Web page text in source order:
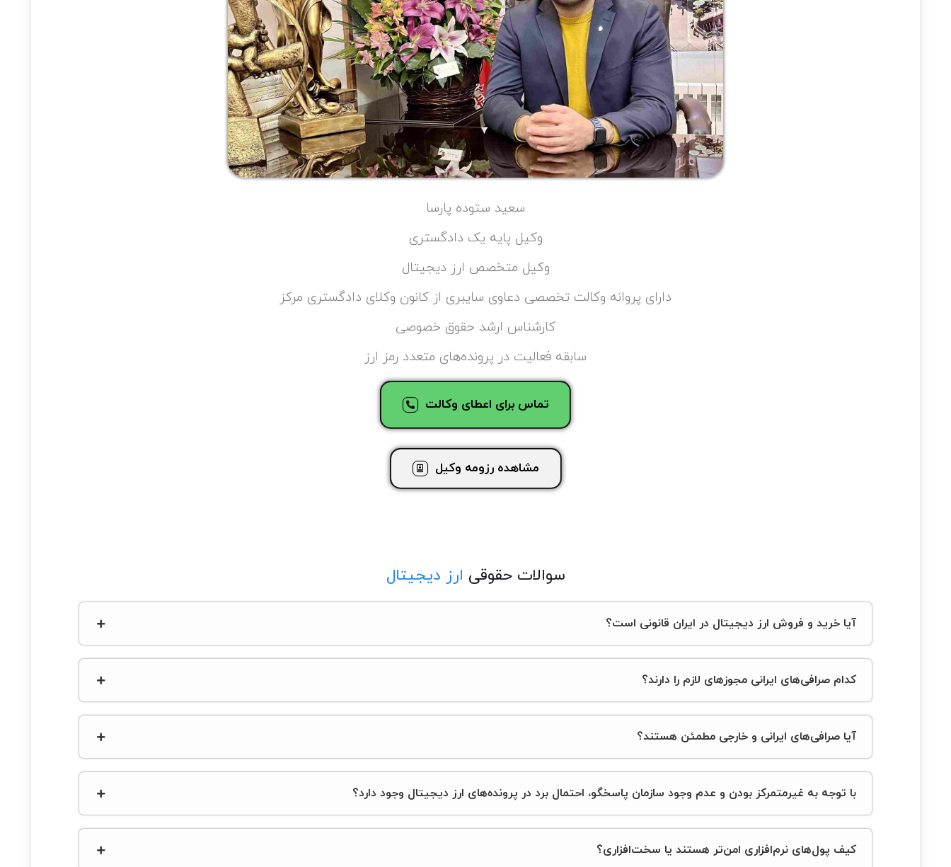
سعید ستوده پارسا
وکیل پایه یک دادگستری
وکیل متخصص ارز دیجیتال
دارای پروانه وکالت تخصصی دعاوی سایبری از کانون وکلای دادگستری مرکز
کارشناس ارشد حقوق خصوصی
سابقه فعالیت در پرونده‌های متعدد رمز ارز
تماس برای اعطای وکالت
مشاهده رزومه وکیل
سوالات حقوقی ارز دیجیتال
آیا خرید و فروش ارز دیجیتال در ایران قانونی است؟
کدام صرافی‌های ایرانی مجوزهای لازم را دارند؟
آیا صرافی‌های ایرانی و خارجی مطمئن هستند؟
با توجه به غیرمتمرکز بودن و عدم وجود سازمان پاسخگو، احتمال برد در پرونده‌های ارز دیجیتال وجود دارد؟
کیف پول‌های نرم‌افزاری امن‌تر هستند یا سخت‌افزاری؟